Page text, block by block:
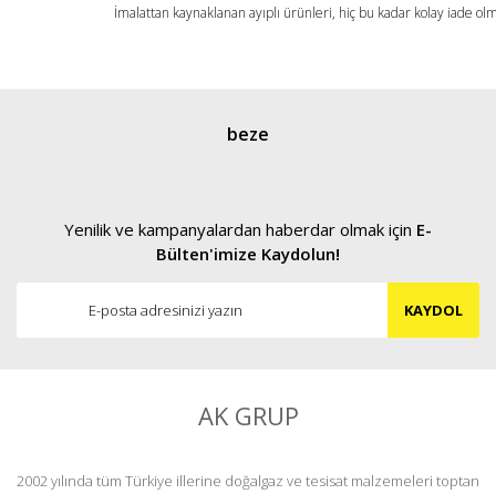
İmalattan kaynaklanan ayıplı ürünleri, hiç bu kadar kolay iade
beze
Yenilik ve kampanyalardan haberdar olmak için E-
Bülten'imize Kaydolun!
KAYDOL
AK GRUP
2002 yılında tüm Türkiye illerine doğalgaz ve tesisat malzemeleri toptan